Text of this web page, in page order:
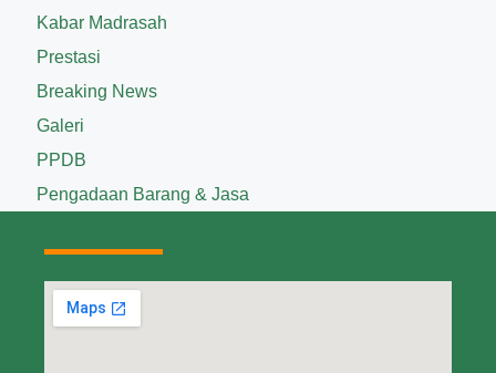
Kabar Madrasah
Prestasi
Breaking News
Galeri
PPDB
Pengadaan Barang & Jasa